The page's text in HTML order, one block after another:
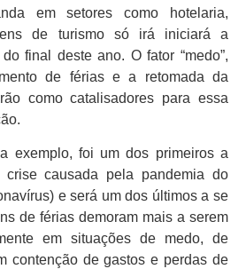
em setores como hotelaria,
de turismo só irá iniciará a
final deste ano. O fator “medo”,
de férias e a retomada da
como catalisadores para essa
exemplo, foi um dos primeiros a
causada pela pandemia do
e será um dos últimos a se
de férias demoram mais a serem
em situações de medo, de
contenção de gastos e perdas de